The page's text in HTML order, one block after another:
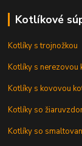
Kotlíkové
Kotlíky s trojnožkou
Kotlíky s nerezovou
Kotlíky s kovovou
Kotlíky so
Kotlíky so